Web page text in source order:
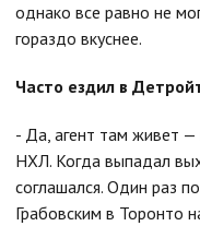
однако все равно не
гораздо вкуснее.
Часто ездил в
- Да, агент там живет —
НХЛ. Когда выпадал
соглашался. Один раз
Грабовским в Торонто